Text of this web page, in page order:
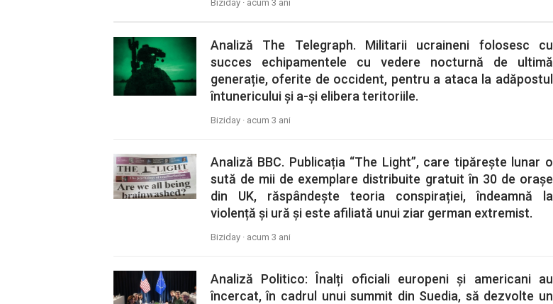
Biziday · acum 3 ani
Analiză The Telegraph. Militarii ucraineni folosesc cu
succes echipamentele cu vedere nocturnă de ultimă
generație, oferite de occident, pentru a ataca la adăpostul
întunericului și a-și elibera teritoriile.
Biziday · acum 3 ani
Analiză BBC. Publicația “The Light”, care tipăreşte lunar o
sută de mii de exemplare distribuite gratuit în 30 de orașe
din UK, răspândește teoria conspirației, îndeamnă la
violență și ură și este afiliată unui ziar german extremist.
Biziday · acum 3 ani
Analiză Politico: Înalți oficiali europeni și americani au
încercat, în cadrul unui summit din Suedia, să dezvolte un